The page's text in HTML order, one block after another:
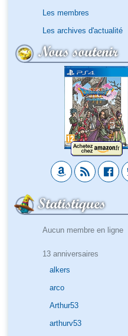
Les membres
Les archives d'actualité
Nous soutenir
Statistiques
Aucun membre en ligne
13 anniversaires
alkers
arco
Arthur53
arthurv53